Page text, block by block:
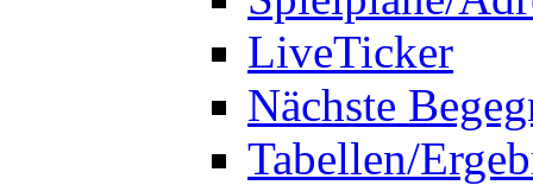
LiveTicker
Nächste
Tabellen/